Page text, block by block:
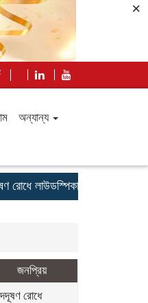
×
অন্যান্য
রোধে লাউডস্পিকার অপসারণ,
জনপ্রিয়
রোধে